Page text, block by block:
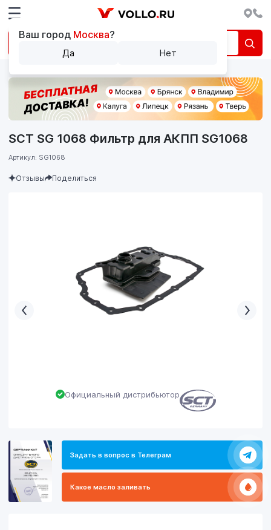
Официальный дистрибьютор
Задать в вопрос в Телеграм
Какое масло заливать
SCT SG 1068 Фильтр для АКПП SG1068
Артикул: SG1068
Отзывы Поделиться
Ваш город Москва?
Да Нет